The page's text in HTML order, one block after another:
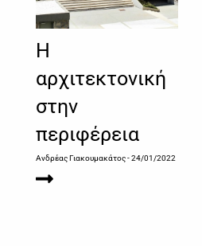
Η
αρχιτεκτονική
στην
περιφέρεια
Ανδρέας Γιακουμακάτος- 24/01/2022